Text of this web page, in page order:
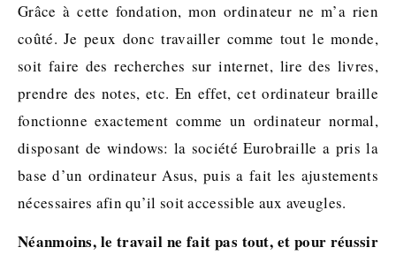
Grâce à cette fondation, mon ordinateur ne m’a rien
coûté. Je peux donc travailler comme tout le monde,
soit faire des recherches sur internet, lire des livres,
prendre des notes, etc. En effet, cet ordinateur braille
fonctionne exactement comme un ordinateur normal,
disposant de windows: la société Eurobraille a pris la
base d’un ordinateur Asus, puis a fait les ajustements
nécessaires afin qu’il soit accessible aux aveugles.
Néanmoins, le travail ne fait pas tout, et pour réussir